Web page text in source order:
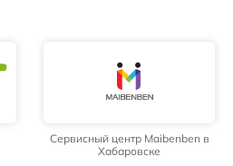
Сервисный центр Maibenben в
Хабаровске